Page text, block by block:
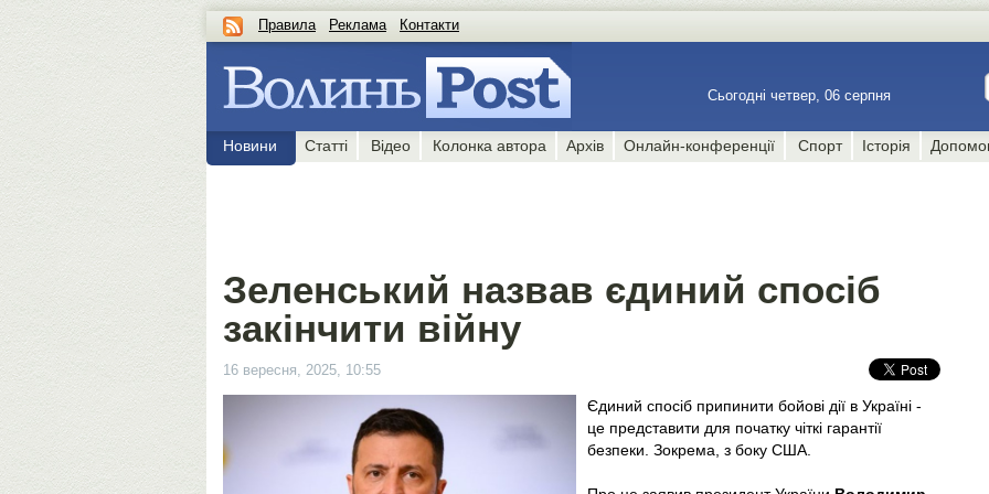
Правила Реклама Контакти
Сьогодні четвер, 06 серпня
Новини Статті Відео Колонка автора Архів Онлайн-конференції Спорт Історія
Зеленський назвав єдиний спосіб
закінчити війну
16 вересня, 2025, 10:55
Єдиний спосіб припинити бойові дії в Україні -
це представити для початку чіткі гарантії
безпеки. Зокрема, з боку США.